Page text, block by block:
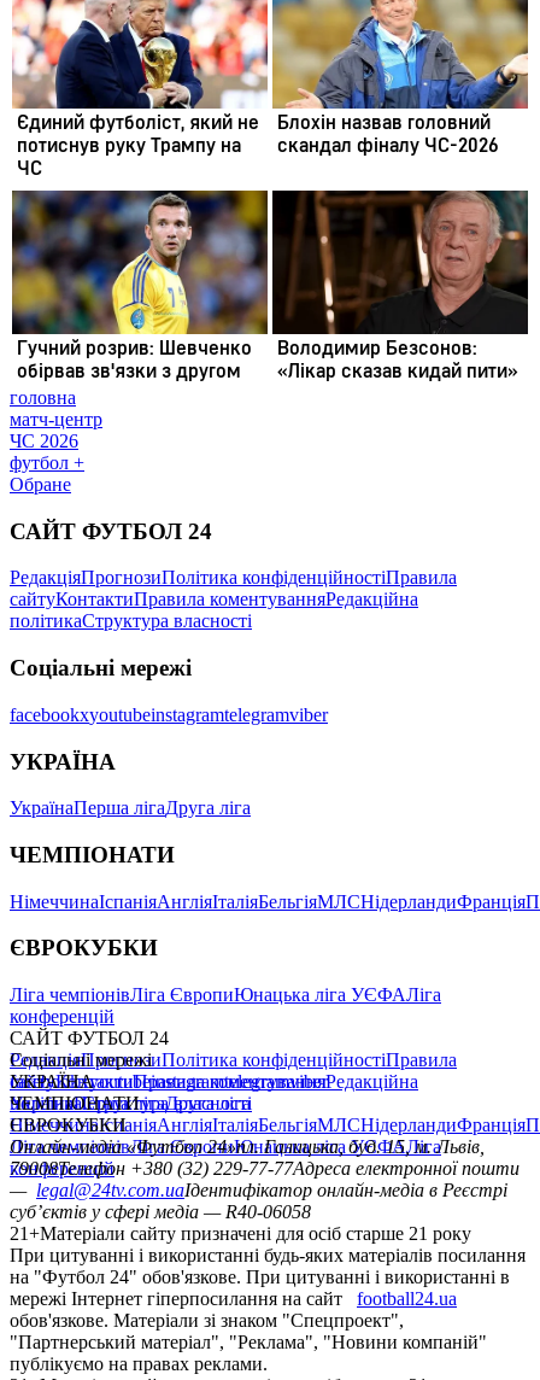
головна
матч-центр
ЧС 2026
футбол +
Обране
САЙТ ФУТБОЛ 24
РедакціяПрогнозиПолітика конфіденційностіПравила
сайтуКонтактиПравила коментуванняРедакційна
політикаСтруктура власності
Соціальні мережі
facebookxyoutubeinstagramtelegramviber
УКРАЇНА
УкраїнаПерша лігаДруга ліга
ЧЕМПІОНАТИ
НімеччинаІспаніяАнгліяІталіяБельгіяМЛСНідерландиФранція
ЄВРОКУБКИ
Ліга чемпіонівЛіга ЄвропиЮнацька ліга УЄФАЛіга
конференцій
САЙТ ФУТБОЛ 24
РедакціяПрогнозиПолітика конфіденційностіПравила
сайтуКонтактиПравила коментуванняРедакційна
політикаСтруктура власності
Соціальні мережі
facebookxyoutubeinstagramtelegramviber
УКРАЇНА
УкраїнаПерша лігаДруга ліга
ЧЕМПІОНАТИ
НімеччинаІспаніяАнгліяІталіяБельгіяМЛСНідерландиФранція
ЄВРОКУБКИ
Ліга чемпіонівЛіга ЄвропиЮнацька ліга УЄФАЛіга
конференцій
Онлайн-медіа «Футбол 24»пл. Галицька, буд. 15, м. Львів,
79008Телефон +380 (32) 229-77-77Адреса електронної пошти
— legal@24tv.com.uaІдентифікатор онлайн-медіа в Реєстрі
суб’єктів у сфері медіа — R40-06058
21+Матеріали сайту призначені для осіб старше 21 року
При цитуванні і використанні будь-яких матеріалів посилання
на "Футбол 24" обов'язкове. При цитуванні і використанні в
мережі Інтернет гіперпосилання на сайт
football24.ua
обов'язкове. Матеріали зі знаком "Спецпроект",
"Партнерський матеріал", "Реклама", "Новини компаній"
публікуємо на правах реклами.